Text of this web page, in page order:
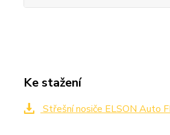
Ke stažení
Střešní nosiče ELSON Auto